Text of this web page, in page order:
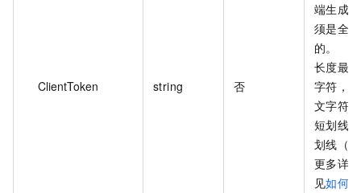
ClientToken string 否
端生成
须是全
的。
长度最
字符，
文字符
短划线
划线（_
更多详
见如何